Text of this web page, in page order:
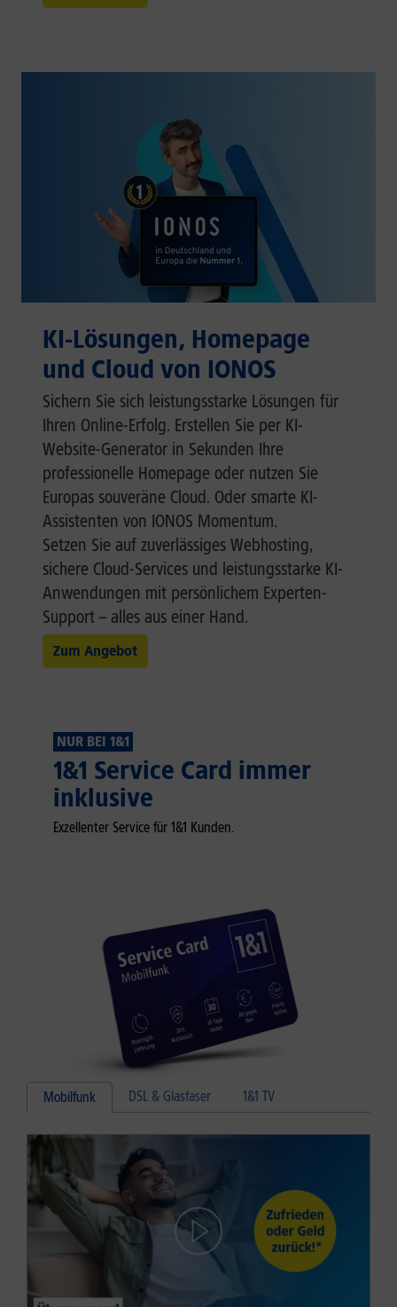
KI-Lösungen, Homepage
und Cloud von IONOS
Sichern Sie sich leistungsstarke Lösungen für
Ihren Online-Erfolg. Erstellen Sie per KI-
Website-Generator in Sekunden Ihre
professionelle Homepage oder nutzen Sie
Europas souveräne Cloud. Oder smarte KI-
Assistenten von IONOS Momentum.
Setzen Sie auf zuverlässiges Webhosting,
sichere Cloud-Services und leistungsstarke KI-
Anwendungen mit persönlichem Experten-
Support – alles aus einer Hand.
Zum Angebot
NUR BEI 1&1
1&1 Service Card immer
inklusive
Exzellenter Service für 1&1 Kunden.
Mobilfunk DSL & Glasfaser 1&1 TV